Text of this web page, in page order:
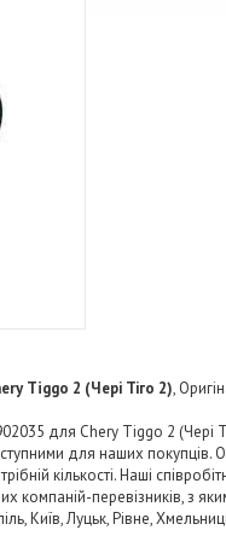
Tiggo 2 (Чері Тіго 2),
для Chery Tiggo 2 (Чері
для наших
кількості. Наші
компаній-перевізників, з
Київ, Луцьк, Рівне,